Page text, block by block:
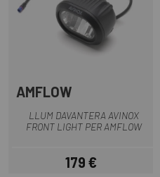
AMFLOW
LLUM DAVANTERA AVINOX
FRONT LIGHT PER AMFLOW
Preu
179 €